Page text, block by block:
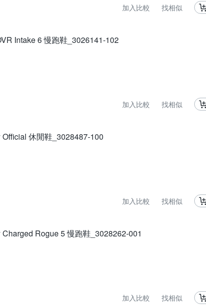
加入比較 找相似
Intake 6 慢跑鞋_3026141-102
加入比較 找相似
休閒鞋_3028487-100
加入比較 找相似
Rogue 5 慢跑鞋_3028262-001
加入比較 找相似